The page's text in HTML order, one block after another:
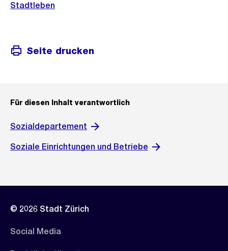
Stadtleben
Seite drucken
Für diesen Inhalt verantwortlich
Sozialdepartement
Soziale Einrichtungen und Betriebe
© 2026 Stadt Zürich
Social Media